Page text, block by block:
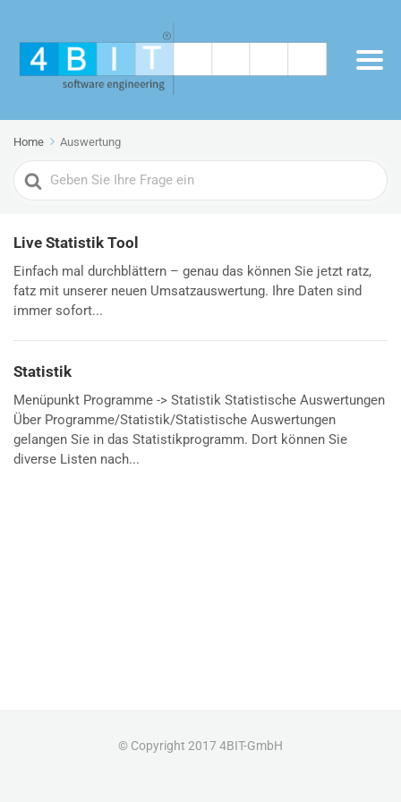
Home Auswertung
Search
For
Live Statistik Tool
Einfach mal durchblättern – genau das können Sie jetzt ratz,
fatz mit unserer neuen Umsatzauswertung. Ihre Daten sind
immer sofort...
Statistik
Menüpunkt Programme -> Statistik Statistische Auswertungen
Über Programme/Statistik/Statistische Auswertungen
gelangen Sie in das Statistikprogramm. Dort können Sie
diverse Listen nach...
© Copyright 2017 4BIT-GmbH